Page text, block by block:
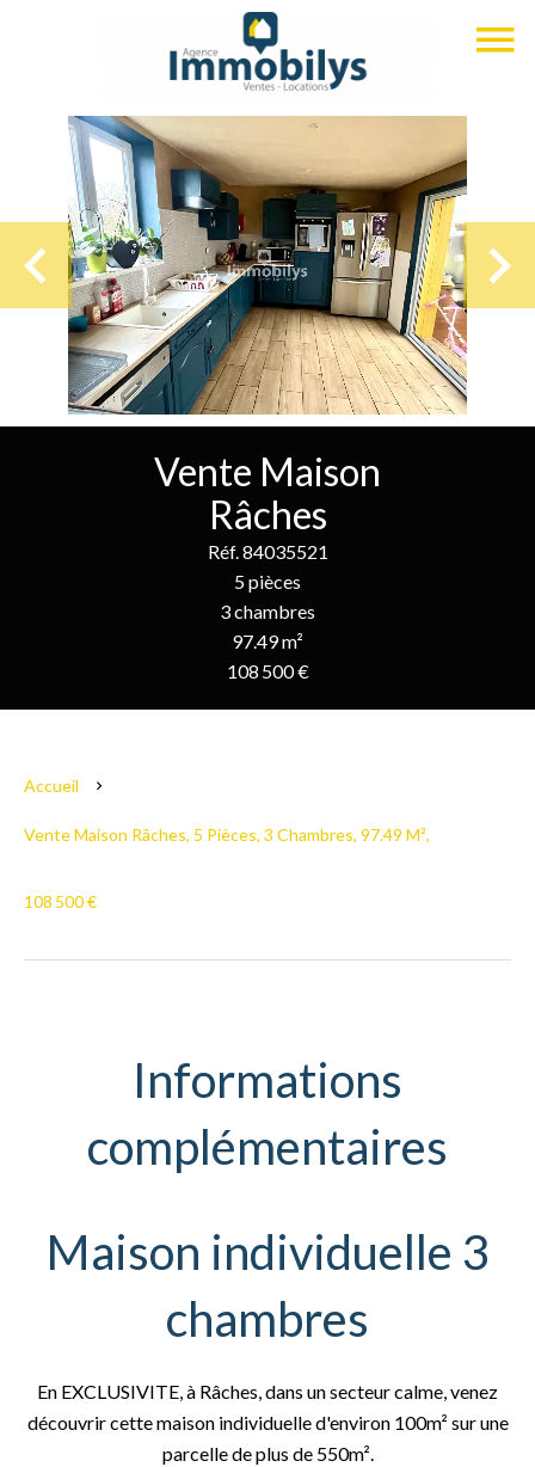
Vente Maison
Râches
Réf. 84035521
5 pièces
3 chambres
97.49 m²
108 500 €
Accueil
Vente Maison Râches, 5 Pièces, 3 Chambres, 97.49 M²,
108 500 €
Informations
complémentaires
Maison individuelle 3
chambres
En EXCLUSIVITE, à Râches, dans un secteur calme, venez
découvrir cette maison individuelle d'environ 100m² sur une
parcelle de plus de 550m².